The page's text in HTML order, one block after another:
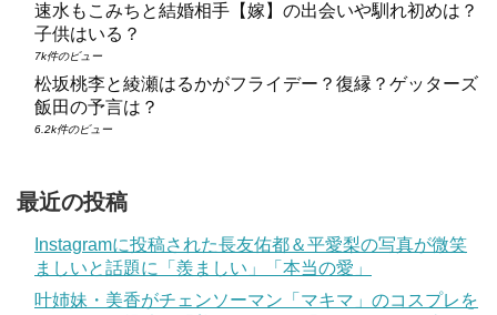
速水もこみちと結婚相手【嫁】の出会いや馴れ初めは？
子供はいる？
7k件のビュー
松坂桃李と綾瀬はるかがフライデー？復縁？ゲッターズ
飯田の予言は？
6.2k件のビュー
最近の投稿
Instagramに投稿された長友佑都＆平愛梨の写真が微笑
ましいと話題に「羨ましい」「本当の愛」
叶姉妹・美香がチェンソーマン「マキマ」のコスプレを